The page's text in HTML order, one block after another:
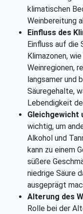
klimatischen
Weinbereitung
Einfluss des
Einfluss auf die
Klimazonen,
Weinregionen,
langsamer und
Säuregehalte,
Lebendigkeit
Gleichgewicht
wichtig, um
Alkohol und
kann zu einem
süßere
niedrige Säure
ausgeprägt
Alterung des
Rolle bei der